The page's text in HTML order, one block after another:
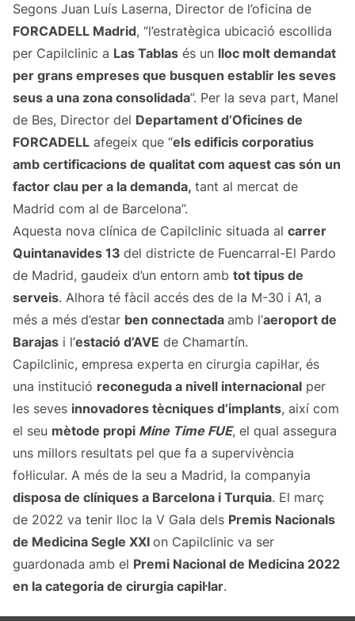
Segons Juan Luís Laserna, Director de l’oficina de
FORCADELL Madrid, “l’estratègica ubicació escollida
per Capilclinic a Las Tablas és un lloc molt demandat
per grans empreses que busquen establir les seves
seus a una zona consolidada”. Per la seva part, Manel
de Bes, Director del Departament d’Oficines de
FORCADELL afegeix que “els edificis corporatius
amb certificacions de qualitat com aquest cas són un
factor clau per a la demanda, tant al mercat de
Madrid com al de Barcelona”.
Aquesta nova clínica de Capilclinic situada al carrer
Quintanavides 13 del districte de Fuencarral-El Pardo
de Madrid, gaudeix d’un entorn amb tot tipus de
serveis. Alhora té fàcil accés des de la M-30 i A1, a
més a més d’estar ben connectada amb l’aeroport de
Barajas i l’estació d’AVE de Chamartín.
Capilclinic, empresa experta en cirurgia capil·lar, és
una institució reconeguda a nivell internacional per
les seves innovadores tècniques d’implants, així com
el seu mètode propi Mine Time FUE, el qual assegura
uns millors resultats pel que fa a supervivència
fol·licular. A més de la seu a Madrid, la companyia
disposa de clíniques a Barcelona i Turquia. El març
de 2022 va tenir lloc la V Gala dels Premis Nacionals
de Medicina Segle XXI on Capilclinic va ser
guardonada amb el Premi Nacional de Medicina 2022
en la categoria de cirurgia capil·lar.